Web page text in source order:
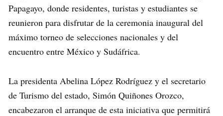
Papagayo, donde residentes, turistas y estudiantes se
reunieron para disfrutar de la ceremonia inaugural del
máximo torneo de selecciones nacionales y del
encuentro entre México y Sudáfrica.
La presidenta Abelina López Rodríguez y el secretario
de Turismo del estado, Simón Quiñones Orozco,
encabezaron el arranque de esta iniciativa que permitirá